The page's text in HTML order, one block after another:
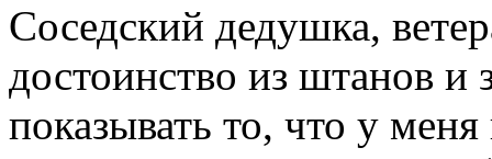
Соседский дедушка,
достоинство из штанов и
показывать то, что у